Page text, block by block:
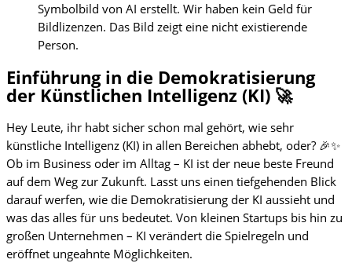
Symbolbild von AI erstellt. Wir haben kein Geld für
Bildlizenzen. Das Bild zeigt eine nicht existierende
Person.
Einführung in die Demokratisierung
der Künstlichen Intelligenz (KI) 🚀
Hey Leute, ihr habt sicher schon mal gehört, wie sehr
künstliche Intelligenz (KI) in allen Bereichen abhebt, oder? 🎉✨
Ob im Business oder im Alltag – KI ist der neue beste Freund
auf dem Weg zur Zukunft. Lasst uns einen tiefgehenden Blick
darauf werfen, wie die Demokratisierung der KI aussieht und
was das alles für uns bedeutet. Von kleinen Startups bis hin zu
großen Unternehmen – KI verändert die Spielregeln und
eröffnet ungeahnte Möglichkeiten.